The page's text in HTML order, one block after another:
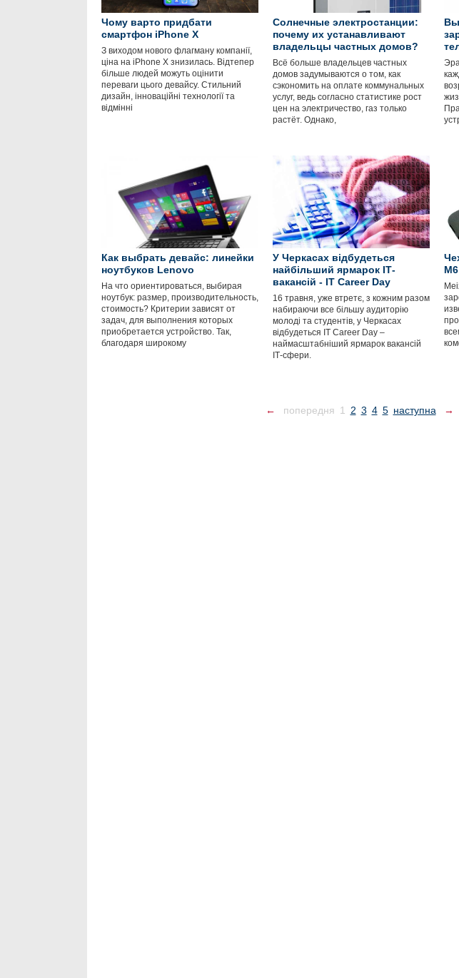
Чому варто придбати
смартфон iPhone X
З виходом нового флагману компанії,
ціна на iPhone X знизилась. Відтепер
більше людей можуть оцінити
переваги цього девайсу. Стильний
дизайн, інноваційні технології та
відмінні
Солнечные электростанции:
почему их устанавливают
владельцы частных домов?
Всё больше владельцев частных
домов задумываются о том, как
сэкономить на оплате коммунальных
услуг, ведь согласно статистике рост
цен на электричество, газ только
растёт. Однако,
Как выбрать девайс: линейки
ноутбуков Lenovo
На что ориентироваться, выбирая
ноутбук: размер, производительность,
стоимость? Критерии зависят от
задач, для выполнения которых
приобретается устройство. Так,
благодаря широкому
У Черкасах відбудеться
найбільший ярмарок ІТ-
вакансій - IT Career Day
16 травня, уже втретє, з кожним разом
набираючи все більшу аудиторію
молоді та студентів, у Черкасах
відбудеться ІТ Career Day –
наймасштабніший ярмарок вакансій
ІТ-сфери.
M6
← попередня 1 2 3 4 5 наступна →